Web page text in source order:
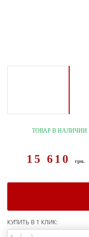
ТОВАР В НАЛИЧИИ
15 610грн.
КУПИТЬ В 1 КЛИК: